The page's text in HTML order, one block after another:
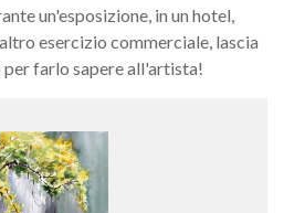
un'esposizione, in un hotel,
esercizio commerciale, lascia
farlo sapere all'artista!